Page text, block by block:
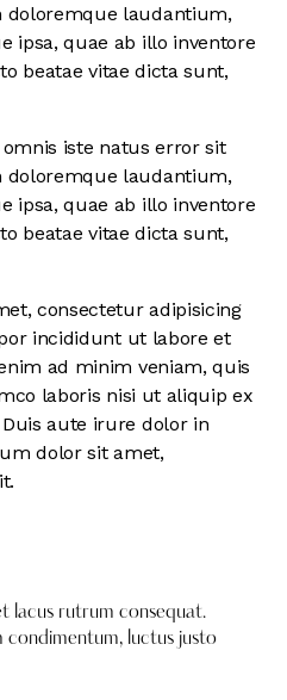
laudantium,
ipsa, quae ab illo inventore
beatae vitae dicta sunt,
iste natus error sit
laudantium,
ipsa, quae ab illo inventore
beatae vitae dicta sunt,
consectetur adipisicing
incididunt ut labore et
ad minim veniam, quis
laboris nisi ut aliquip ex
aute irure dolor in
dolor sit amet,
lacus rutrum consequat.
condimentum, luctus justo